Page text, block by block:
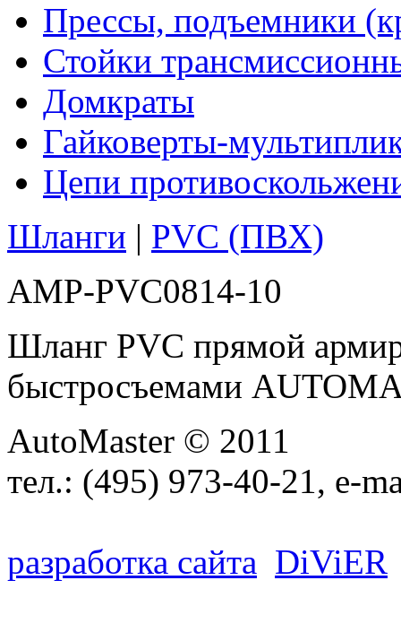
Прессы, подъемники
Стойки
Домкраты
Гайковерты-
Цепи
Шланги | PVC (ПВХ)
AMP-PVC0814-10
Шланг PVC прямой
быстросъемами
AutoMaster © 2011
тел.: (495) 973-40-21, e-
разработка сайта DiViER